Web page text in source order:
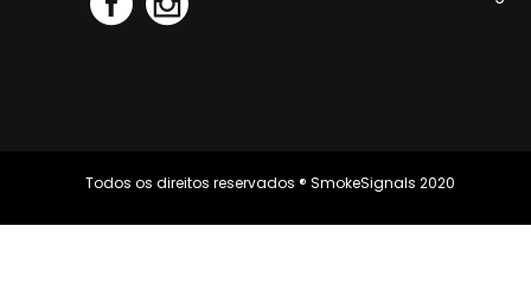
Todos os direitos reservados ® SmokeSignals 2020